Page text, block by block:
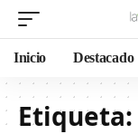
Inicio Destacado
Etiqueta: